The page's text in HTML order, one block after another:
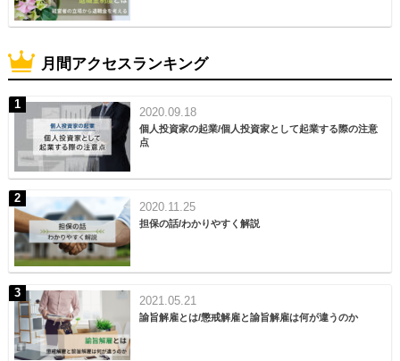
月間アクセスランキング
2020.09.18
個人投資家の起業/個人投資家として起業する際の注意
点
2020.11.25
担保の話/わかりやすく解説
2021.05.21
諭旨解雇とは/懲戒解雇と諭旨解雇は何が違うのか